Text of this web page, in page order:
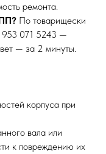
ремонта.
По товарищески
953 071 5243 —
— за 2 минуты.
корпуса при
вала или
к повреждению их